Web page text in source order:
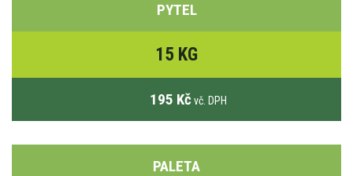
PYTEL
15 KG
195 Kč vč. DPH
PALETA